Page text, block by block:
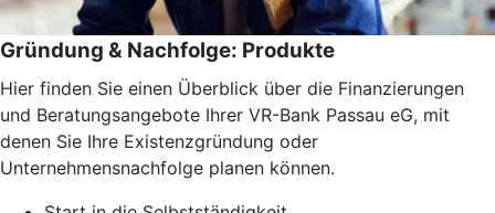
Gründung & Nachfolge: Produkte
Hier finden Sie einen Überblick über die Finanzierungen
und Beratungsangebote Ihrer VR-Bank Passau eG, mit
denen Sie Ihre Existenzgründung oder
Unternehmensnachfolge planen können.